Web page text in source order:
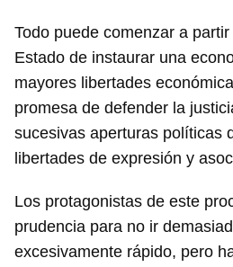
Todo puede comenzar a
Estado de instaurar una
mayores libertades
promesa de defender la
sucesivas aperturas políticas
libertades de expresión y
Los protagonistas de este
prudencia para no ir
excesivamente rápido, pero